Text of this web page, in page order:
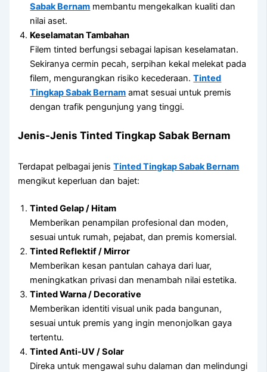
Sabak Bernam membantu mengekalkan kualiti dan
nilai aset.
Keselamatan Tambahan
Filem tinted berfungsi sebagai lapisan keselamatan.
Sekiranya cermin pecah, serpihan kekal melekat pada
filem, mengurangkan risiko kecederaan.Tinted
Tingkap Sabak Bernam amat sesuai untuk premis
dengan trafik pengunjung yang tinggi.
Jenis-Jenis Tinted Tingkap Sabak Bernam
Terdapat pelbagai jenisTinted Tingkap Sabak Bernam
mengikut keperluan dan bajet:
Tinted Gelap / Hitam
Memberikan penampilan profesional dan moden,
sesuai untuk rumah, pejabat, dan premis komersial.
Tinted Reflektif / Mirror
Memberikan kesan pantulan cahaya dari luar,
meningkatkan privasi dan menambah nilai estetika.
Tinted Warna / Decorative
Memberikan identiti visual unik pada bangunan,
sesuai untuk premis yang ingin menonjolkan gaya
tertentu.
Tinted Anti-UV / Solar
Direka untuk mengawal suhu dalaman dan melindungi